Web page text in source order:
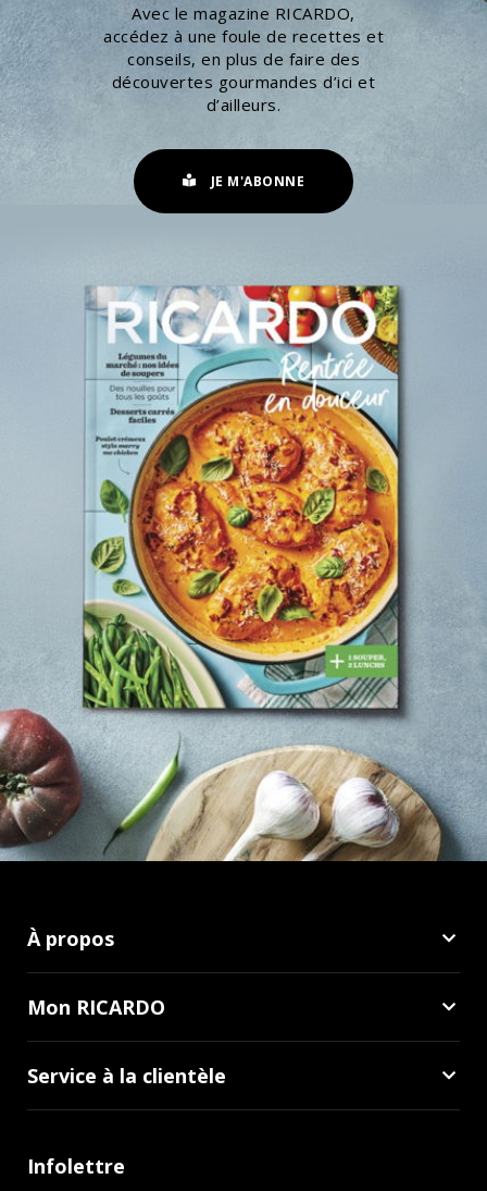
Avec le magazine RICARDO,
accédez à une foule de recettes et
conseils, en plus de faire des
découvertes gourmandes d’ici et
d’ailleurs.
JE M'ABONNE
À propos
Mon RICARDO
Service à la clientèle
Infolettre